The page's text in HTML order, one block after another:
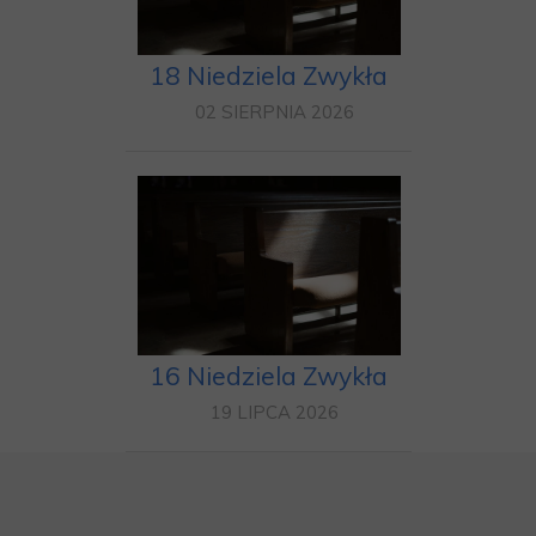
18 Niedziela Zwykła
02 SIERPNIA 2026
16 Niedziela Zwykła
19 LIPCA 2026